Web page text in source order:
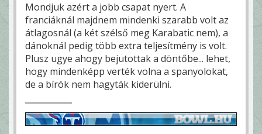
Mondjuk azért a jobb csapat nyert. A
franciáknál majdnem mindenki szarabb volt az
átlagosnál (a két szélső meg Karabatic nem), a
dánoknál pedig több extra teljesítmény is volt.
Plusz ugye ahogy bejutottak a döntőbe... lehet,
hogy mindenképp verték volna a spanyolokat,
de a bírók nem hagyták kiderülni.